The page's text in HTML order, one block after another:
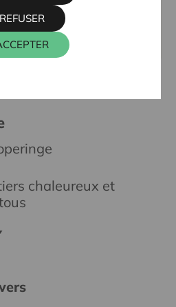
46
chaleureux et
REFUSER